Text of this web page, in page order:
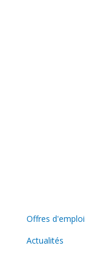
Offres d'emploi
Actualités